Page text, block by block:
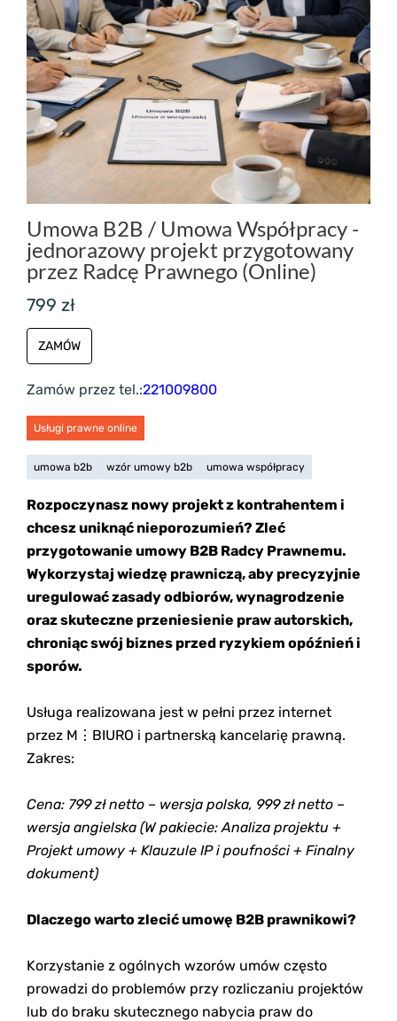
Umowa B2B / Umowa Współpracy -
jednorazowy projekt przygotowany
przez Radcę Prawnego (Online)
799 zł
ZAMÓW
Zamów przez tel.:221009800
Usługi prawne online
umowa b2b wzór umowy b2b umowa współpracy
Rozpoczynasz nowy projekt z kontrahentem i
chcesz uniknąć nieporozumień? Zleć
przygotowanie umowy B2B Radcy Prawnemu.
Wykorzystaj wiedzę prawniczą, aby precyzyjnie
uregulować zasady odbiorów, wynagrodzenie
oraz skuteczne przeniesienie praw autorskich,
chroniąc swój biznes przed ryzykiem opóźnień i
sporów.
Usługa realizowana jest w pełni przez internet
przez M⋮BIURO i partnerską kancelarię prawną.
Zakres:
Cena: 799 zł netto – wersja polska, 999 zł netto –
wersja angielska (W pakiecie: Analiza projektu +
Projekt umowy + Klauzule IP i poufności + Finalny
dokument)
Dlaczego warto zlecić umowę B2B prawnikowi?
Korzystanie z ogólnych wzorów umów często
prowadzi do problemów przy rozliczaniu projektów
lub do braku skutecznego nabycia praw do